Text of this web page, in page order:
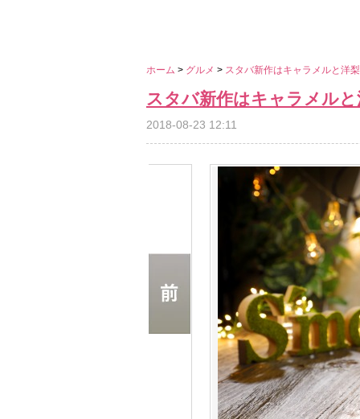
ホーム > グルメ > スタバ新作はキャラメルと洋
スタバ新作はキャラメル
2018-08-23 12:11